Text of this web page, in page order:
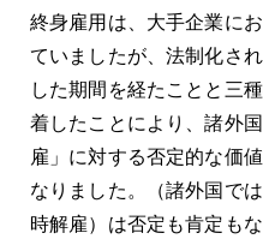
終身雇用は、大手企業に
ていましたが、法制化さ
した期間を経たことと三
着したことにより、諸外
雇」に対する否定的な価
なりました。（諸外国で
時解雇）は否定も肯定も